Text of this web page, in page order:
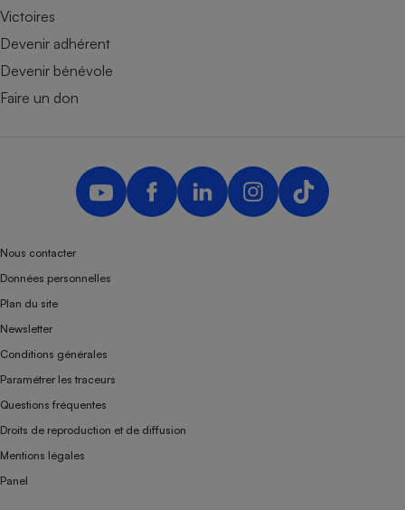
Victoires
Devenir adhérent
Devenir bénévole
Faire un don
Nous contacter
Données personnelles
Plan du site
Newsletter
Conditions générales
Paramétrer les traceurs
Questions fréquentes
Droits de reproduction et de diffusion
Mentions légales
Panel